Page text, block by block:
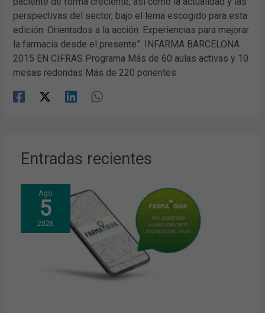
perspectivas del sector, bajo el lema escogido para esta
edición: Orientados a la acción. Experiencias para mejorar
la farmacia desde el presente”. INFARMA BARCELONA
2015 EN CIFRAS Programa Más de 60 aulas activas y 10
mesas redondas Más de 220 ponentes
Entradas recientes
Ago
5
2026